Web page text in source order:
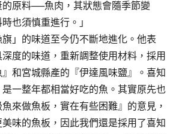
原料──魚肉，其狀態會隨季節變
也須慎重進行。」
」的味道至今仍不斷地進化。他表
度的味道，重新調整使用材料，採用
和宮城縣產的『伊達風味鹽』。喜知
一整年都相當好吃的魚。其實原先也
來做魚板，實在有些困難』的意見，
味的魚板，因此我們還是採用了喜知